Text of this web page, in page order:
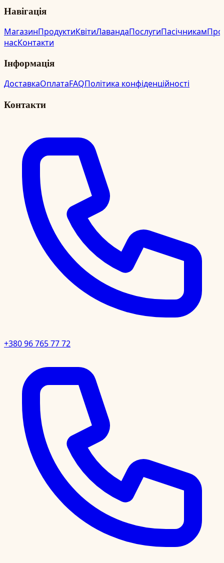
Навігація
МагазинПродуктиКвітиЛавандаПослугиПасічникамПро
насКонтакти
Інформація
ДоставкаОплатаFAQПолітика конфіденційності
Контакти
+380 96 765 77 72